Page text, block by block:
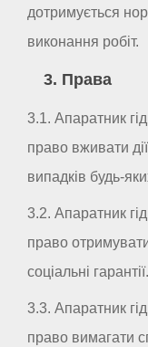
дотримується
виконання робіт.
3. Права
3.1. Апаратник
право вживати
випадків будь-
3.2. Апаратник
право
соціальні гарантії.
3.3. Апаратник
право вимагати